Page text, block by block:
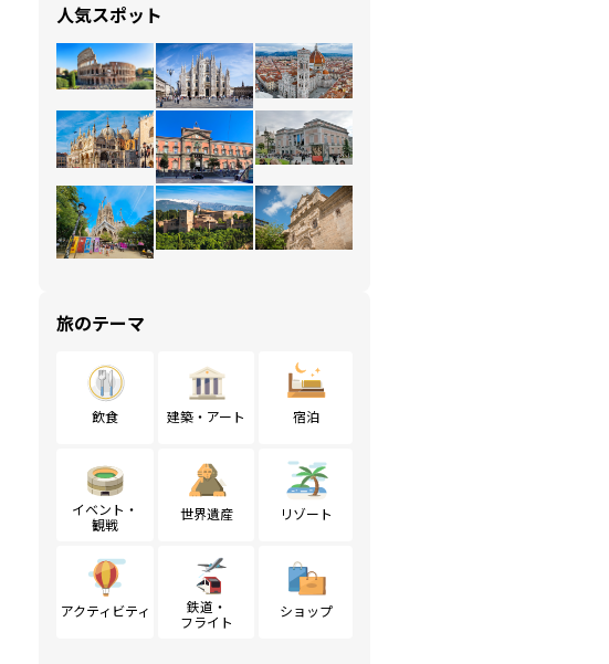
人気スポット
旅のテーマ
飲食 建築・アート 宿泊
イベント・
観戦
世界遺産 リゾート
アクティビティ
鉄道・
フライト
ショップ